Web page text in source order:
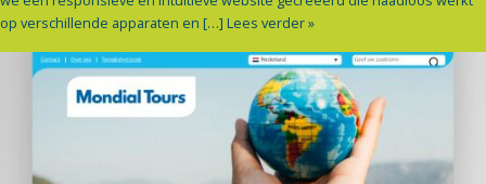
op verschillende apparaten en […] Lees verder »